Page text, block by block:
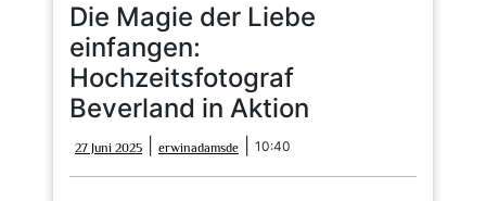
Die Magie der Liebe
einfangen:
Hochzeitsfotograf
Beverland in Aktion
27 Juni 2025
Juni
2025
erwinadamsde erwinadamsde
10:40